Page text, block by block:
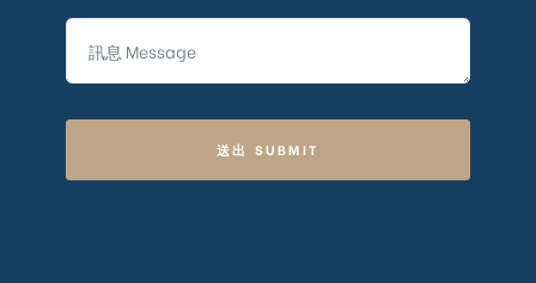
送出 SUBMIT